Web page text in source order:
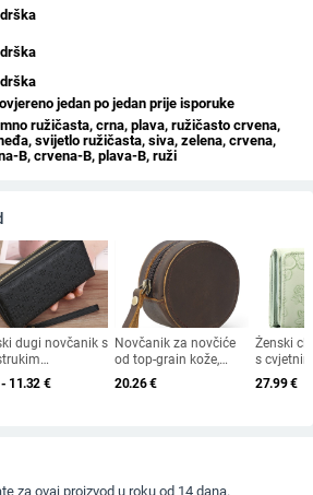
jedan po jedan prije isporuke
ružičasta, crna, plava, ružičasto crvena,
svijetlo ružičasta, siva, zelena, crvena,
B, crvena-B, plava-B, ruži
dugi novčanik s
umjetna
horizontalni
11.32 €
Novčanik za novčiće
od top-grain kože,
kutija za nakit, ženski
vintage Crazy Horse
20.26€
Ženski
s
PU koža,
poliester,
27.99€
za ovaj proizvod u roku od 14 dana.